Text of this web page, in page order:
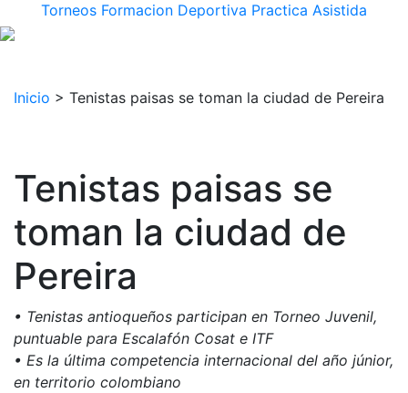
Torneos Formacion Deportiva Practica Asistida
Inicio > Tenistas paisas se toman la ciudad de Pereira
Tenistas paisas se
toman la ciudad de
Pereira
• Tenistas antioqueños participan en Torneo Juvenil,
puntuable para Escalafón Cosat e ITF
• Es la última competencia internacional del año júnior,
en territorio colombiano